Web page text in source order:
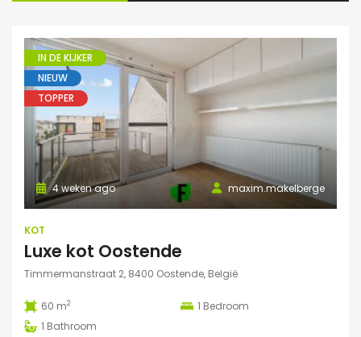
IN DE KIJKER
NIEUW
TOPPER
maxim.makelberge
4 weken ago
KOT
Luxe kot Oostende
Timmermanstraat 2, 8400 Oostende, België
60 m2 1 Bedroom
1 Bathroom